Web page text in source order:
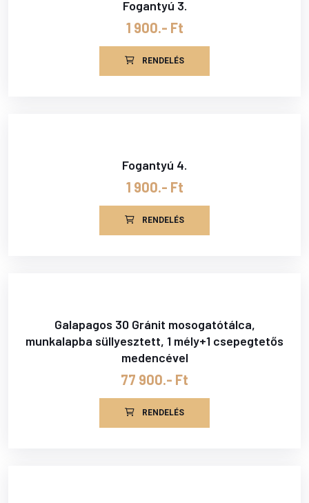
Fogantyú 3.
1 900.- Ft
RENDELÉS
Fogantyú 4.
1 900.- Ft
RENDELÉS
Galapagos 30 Gránit mosogatótálca,
munkalapba süllyesztett, 1 mély+1 csepegtetős
medencével
77 900.- Ft
RENDELÉS